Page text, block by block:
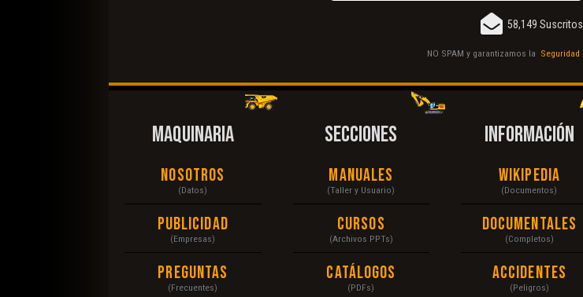
58,149 Suscritos
NO SPAM y garantizamos la Seguridad
MAQUINARIA
Nosotros
(Datos)
Publicidad
(Empresas)
Preguntas
(Frecuentes)
SECCIONES
Manuales
(Taller y Usuario)
Cursos
(Archivos PPTs)
Catálogos
(PDFs)
INFORMACIÓN
Wikipedia
(Documentos)
Documentales
(Completos)
Accidentes
(Peligros)